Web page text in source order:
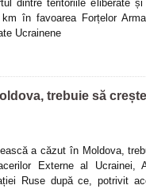
dintre teritoriile eliberate
în favoarea Forțelor
Ucrainene
trebuie să
a căzut în Moldova,
Externe al Ucrainei,
Ruse după ce, potrivit